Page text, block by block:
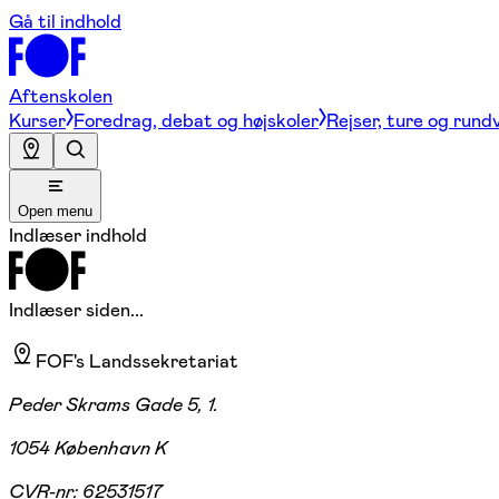
Gå til indhold
Aftenskolen
Kurser Foredrag, debat og højskoler Rejser, ture og
Open menu
Indlæser indhold
Indlæser siden...
FOF's Landssekretariat
Peder Skrams Gade 5, 1.
1054 København K
CVR-nr: 62531517